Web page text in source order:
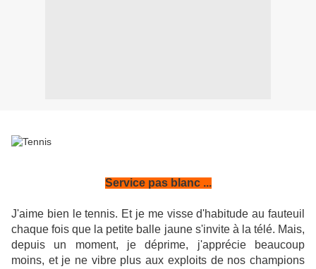
Service pas blanc ...
J'aime bien le tennis. Et je me visse d'habitude au fauteuil
chaque fois que la petite balle jaune s'invite à la télé. Mais,
depuis un moment, je déprime, j'apprécie beaucoup
moins, et je ne vibre plus aux exploits de nos champions